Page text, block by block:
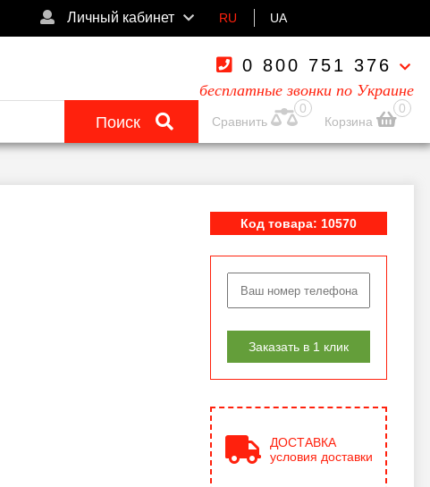
Личный кабинет RU UA
0 800 751 376
бесплатные звонки по Украине
Поиск
0
Сравнить
0
Корзина
Код товара: 10570
Заказать в 1 клик
ДОСТАВКА
условия доставки